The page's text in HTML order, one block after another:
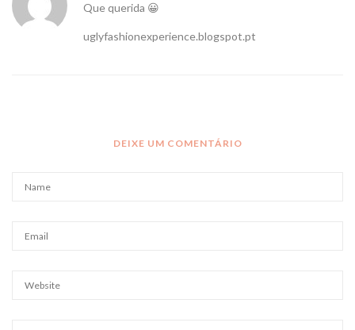
Que querida 😀
uglyfashionexperience.blogspot.pt
DEIXE UM COMENTÁRIO